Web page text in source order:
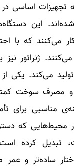
تجهیزات اساسی
شده‌اند. این
می‌کنند که با
ژنراتور نیز
می‌کند. یکی
و مصرف سوخت
مناسبی برای
محیط‌هایی که
تبدیل کرده
ساده‌تر و